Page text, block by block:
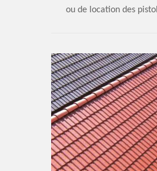
ou de location des